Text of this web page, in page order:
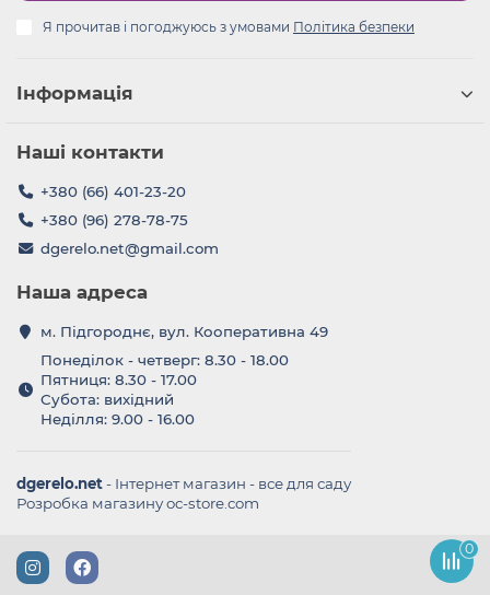
Я прочитав і погоджуюсь з умовами Політика безпеки
Інформація
Наші контакти
+380 (66) 401-23-20
+380 (96) 278-78-75
dgerelo.net@gmail.com
Наша адреса
м. Підгороднє, вул. Кооперативна 49
Понеділок - четверг: 8.30 - 18.00
Пятниця: 8.30 - 17.00
Субота: вихідний
Неділля: 9.00 - 16.00
dgerelo.net- Інтернет магазин - все для саду
Розробка магазину oc-store.com
0